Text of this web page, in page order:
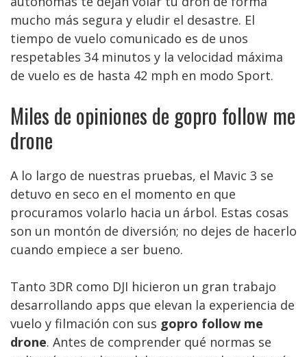
mucho más segura y eludir el desastre. El
tiempo de vuelo comunicado es de unos
respetables 34 minutos y la velocidad máxima
de vuelo es de hasta 42 mph en modo Sport.
Miles de opiniones de gopro follow me
drone
A lo largo de nuestras pruebas, el Mavic 3 se
detuvo en seco en el momento en que
procuramos volarlo hacia un árbol. Estas cosas
son un montón de diversión; no dejes de hacerlo
cuando empiece a ser bueno.
Tanto 3DR como DJI hicieron un gran trabajo
desarrollando apps que elevan la experiencia de
vuelo y filmación con sus gopro follow me
drone. Antes de comprender qué normas se